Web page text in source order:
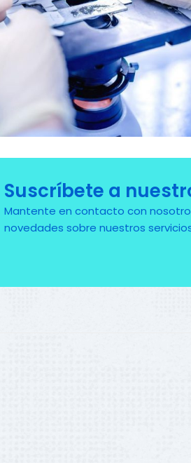
Innovating to End Malaria
Suscríbete a
Mantente en contacto con
novedades sobre nuestros